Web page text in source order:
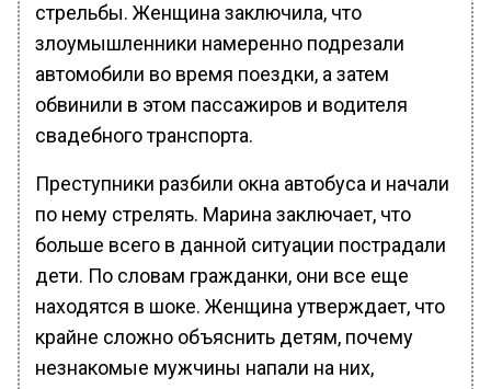
стрельбы. Женщина заключила, что
злоумышленники намеренно подрезали
автомобили во время поездки, а затем
обвинили в этом пассажиров и водителя
свадебного транспорта.
Преступники разбили окна автобуса и начали
по нему стрелять. Марина заключает, что
больше всего в данной ситуации пострадали
дети. По словам гражданки, они все еще
находятся в шоке. Женщина утверждает, что
крайне сложно объяснить детям, почему
незнакомые мужчины напали на них,